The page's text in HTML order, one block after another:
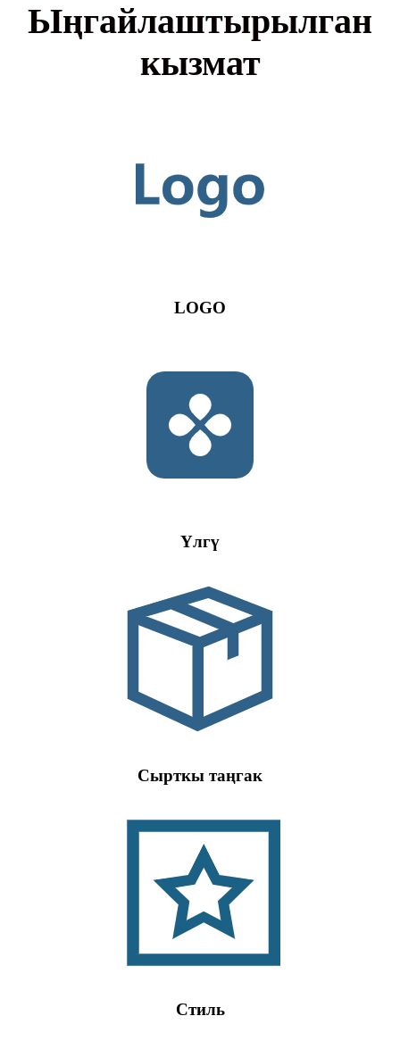
Ыңгайлаштырылган
кызмат
LOGO
Үлгү
Сырткы таңгак
Стиль